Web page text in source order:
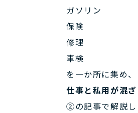
ガソリン
保険
修理
車検
を一か所に集め、
仕事と私用が混
②の記事で解説し